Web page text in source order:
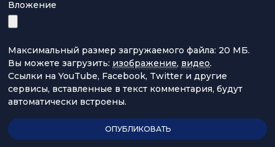
Вложение
Максимальный размер загружаемого файла: 20 МБ.
Вы можете загрузить: изображение, видео.
Ссылки на YouTube, Facebook, Twitter и другие
сервисы, вставленные в текст комментария, будут
автоматически встроены.